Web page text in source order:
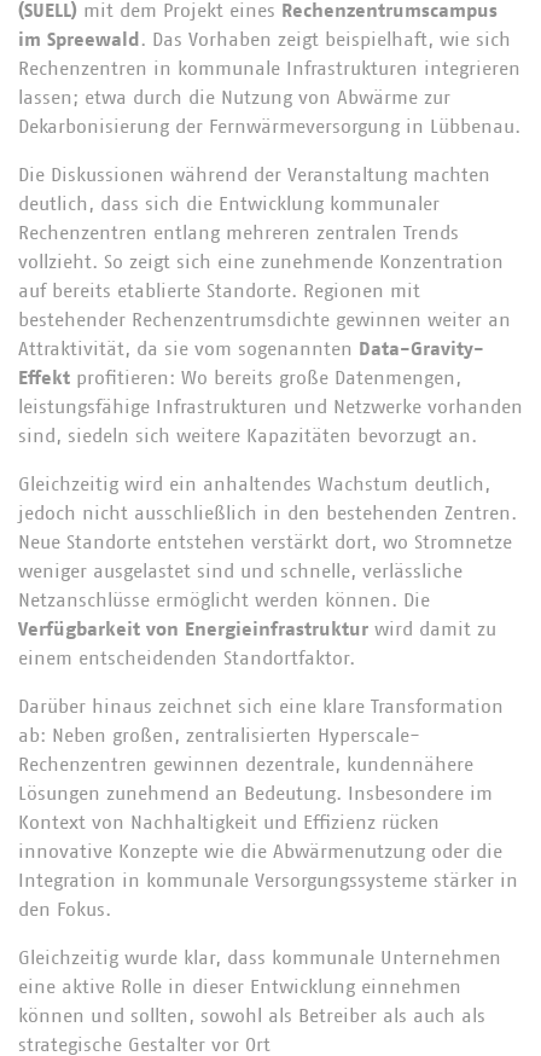
(SUELL) mit dem Projekt eines Rechenzentrumscampus
im Spreewald . Das Vorhaben zeigt beispielhaft, wie sich
Rechenzentren in kommunale Infrastrukturen integrieren
lassen; etwa durch die Nutzung von Abwärme zur
Dekarbonisierung der Fernwärmeversorgung in Lübbenau.
Die Diskussionen während der Veranstaltung machten
deutlich, dass sich die Entwicklung kommunaler
Rechenzentren entlang mehreren zentralen Trends
vollzieht. So zeigt sich eine zunehmende Konzentration
auf bereits etablierte Standorte. Regionen mit
bestehender Rechenzentrumsdichte gewinnen weiter an
Attraktivität, da sie vom sogenannten
Data-Gravity-
Effekt profitieren: Wo bereits große Datenmengen,
leistungsfähige Infrastrukturen und Netzwerke vorhanden
sind, siedeln sich weitere Kapazitäten bevorzugt an.
Gleichzeitig wird ein anhaltendes Wachstum deutlich,
jedoch nicht ausschließlich in den bestehenden Zentren.
Neue Standorte entstehen verstärkt dort, wo Stromnetze
weniger ausgelastet sind und schnelle, verlässliche
Netzanschlüsse ermöglicht werden können. Die
Verfügbarkeit von Energieinfrastruktur wird damit zu
einem entscheidenden Standortfaktor.
Darüber hinaus zeichnet sich eine klare Transformation
ab: Neben großen, zentralisierten Hyperscale-
Rechenzentren gewinnen dezentrale, kundennähere
Lösungen zunehmend an Bedeutung. Insbesondere im
Kontext von Nachhaltigkeit und Effizienz rücken
innovative Konzepte wie die Abwärmenutzung oder die
Integration in kommunale Versorgungssysteme stärker in
den Fokus.
Gleichzeitig wurde klar, dass kommunale Unternehmen
eine aktive Rolle in dieser Entwicklung einnehmen
können und sollten, sowohl als Betreiber als auch als
strategische Gestalter vor Ort